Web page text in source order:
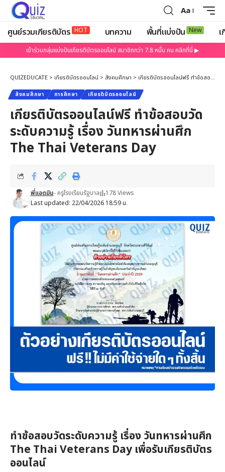
Aa
ศูนย์รวมเกียรติบัตร HOT บทความ พื้นที่แบ่งปัน New
เข้าร่วมกลุ่มแบ่งปันเกียรติบัตรออนไลน์ สมาชิกกว่า 7.8 หมื่น คน คลิกที่นี่ ▶
QUIZEDUCATE > เกียรติบัตรออนไลน์ > สังคมศึกษา > เกียรติบัตรออนไลน์ฟรี ทำข้อสอบวัดระดับความรู้ เรื่อง วันทหารผ่านศึก The Thai Veterans Day
สังคมศึกษา การศึกษา เกียรติบัตรออนไลน์
เกียรติบัตรออนไลน์ฟรี ทำข้อสอบวัด
ระดับความรู้ เรื่อง วันทหารผ่านศึก
The Thai Veterans Day
Last updated: 22/04/2026 18:59 น.
พี่แอดมิน- ครูโรงเรียนรัฐบาล 178 Views
ทำข้อสอบวัดระดับความรู้ เรื่อง วันทหารผ่านศึก
The Thai Veterans Day เพื่อรับเกียรติบัตร
ออนไลน์